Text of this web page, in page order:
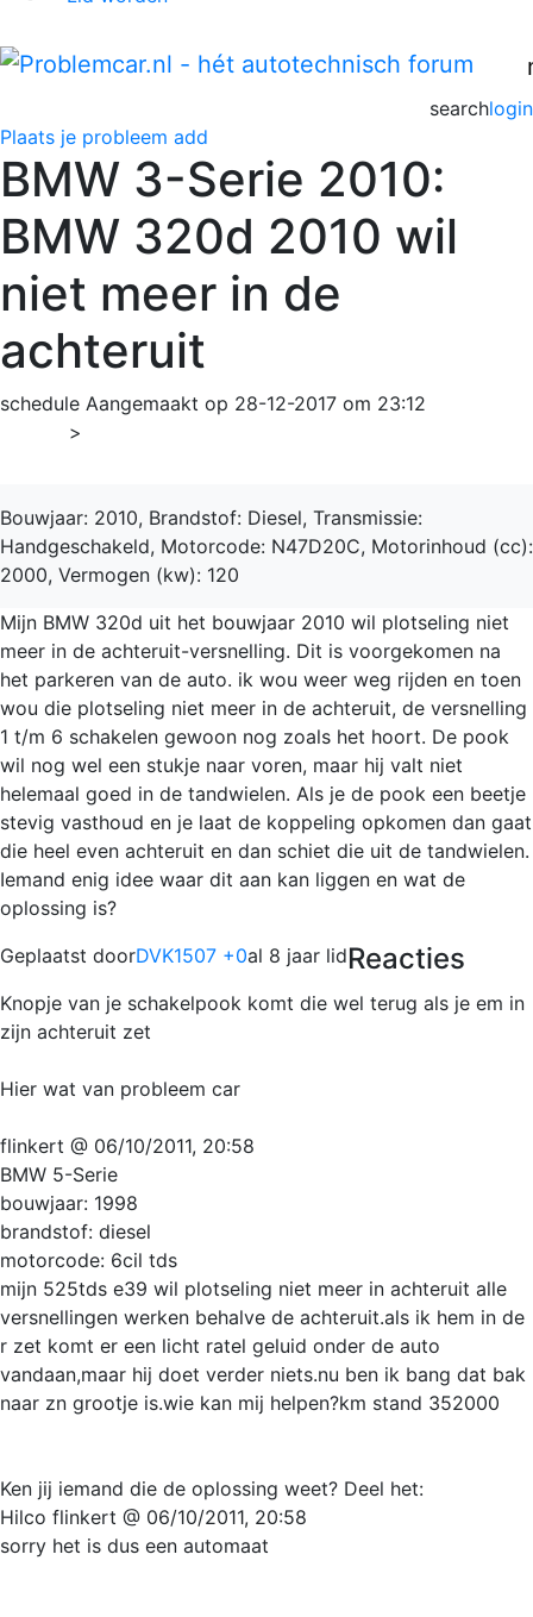
login
search
Plaats je probleem add
BMW 3-Serie 2010:
BMW 320d 2010 wil
niet meer in de
achteruit
schedule Aangemaakt op 28-12-2017 om 23:12
>
Bouwjaar: 2010, Brandstof: Diesel, Transmissie:
Handgeschakeld, Motorcode: N47D20C, Motorinhoud (cc):
2000, Vermogen (kw): 120
Mijn BMW 320d uit het bouwjaar 2010 wil plotseling niet
meer in de achteruit-versnelling. Dit is voorgekomen na
het parkeren van de auto. ik wou weer weg rijden en toen
wou die plotseling niet meer in de achteruit, de versnelling
1 t/m 6 schakelen gewoon nog zoals het hoort. De pook
wil nog wel een stukje naar voren, maar hij valt niet
helemaal goed in de tandwielen. Als je de pook een beetje
stevig vasthoud en je laat de koppeling opkomen dan gaat
die heel even achteruit en dan schiet die uit de tandwielen.
Iemand enig idee waar dit aan kan liggen en wat de
oplossing is?
Geplaatst doorDVK1507 +0al 8 jaar lidReacties
Knopje van je schakelpook komt die wel terug als je em in
zijn achteruit zet
Hier wat van probleem car
flinkert @ 06/10/2011, 20:58
BMW 5-Serie
bouwjaar: 1998
brandstof: diesel
motorcode: 6cil tds
mijn 525tds e39 wil plotseling niet meer in achteruit alle
versnellingen werken behalve de achteruit.als ik hem in de
r zet komt er een licht ratel geluid onder de auto
vandaan,maar hij doet verder niets.nu ben ik bang dat bak
naar zn grootje is.wie kan mij helpen?km stand 352000
Ken jij iemand die de oplossing weet? Deel het:
Hilco flinkert @ 06/10/2011, 20:58
sorry het is dus een automaat